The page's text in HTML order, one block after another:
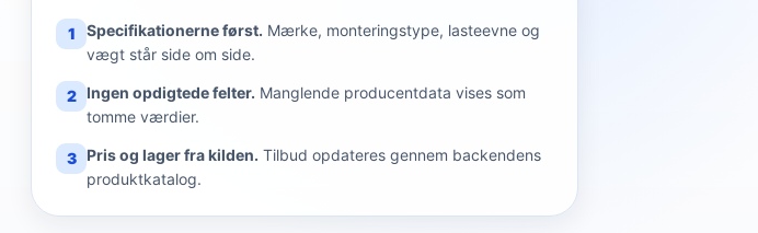
1 Specifikationerne først. Mærke, monteringstype, lasteevne og
vægt står side om side.
2 Ingen opdigtede felter. Manglende producentdata vises som
tomme værdier.
3 Pris og lager fra kilden. Tilbud opdateres gennem backendens
produktkatalog.